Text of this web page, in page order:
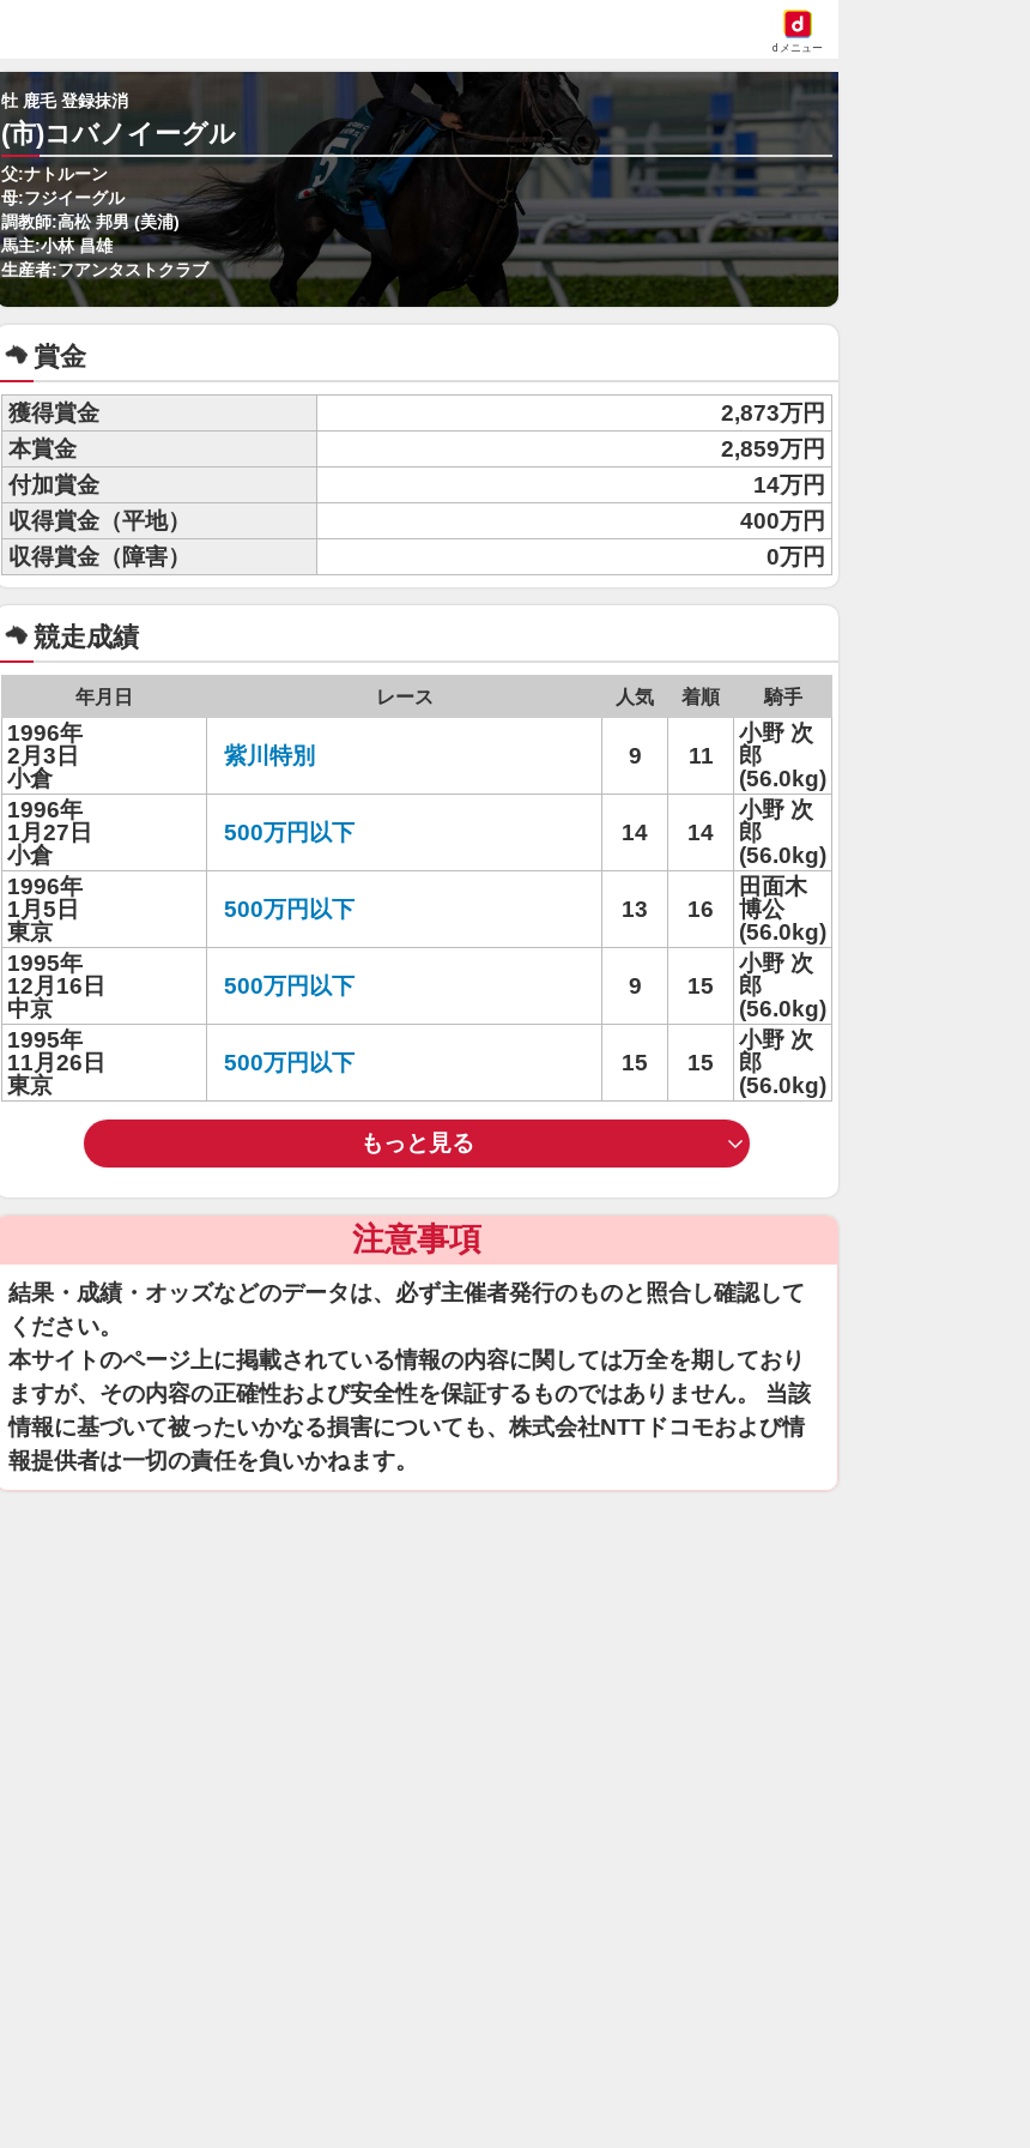
dメニュー
牡 鹿毛 登録抹消
(市)コバノイーグル
父:ナトルーン
母:フジイーグル
調教師:高松 邦男 (美浦)
馬主:小林 昌雄
生産者:フアンタストクラブ
賞金
獲得賞金
2,873万円
本賞金
2,859万円
付加賞金
14万円
収得賞金（平地）
400万円
収得賞金（障害）
0万円
競走成績
年月日 レース 人気 着順 騎手
1996年
2月3日
小倉
紫川特別 9 11
小野 次
郎
(56.0kg)
1996年
1月27日
小倉
500万円以下 14 14
小野 次
郎
(56.0kg)
1996年
1月5日
東京
500万円以下 13 16
田面木
博公
(56.0kg)
1995年
12月16日
中京
500万円以下 9 15
小野 次
郎
(56.0kg)
1995年
11月26日
東京
500万円以下 15 15
小野 次
郎
(56.0kg)
もっと見る
注意事項
結果・成績・オッズなどのデータは、必ず主催者発行のものと照合し確認して
ください。
本サイトのページ上に掲載されている情報の内容に関しては万全を期しており
ますが、その内容の正確性および安全性を保証するものではありません。 当該
情報に基づいて被ったいかなる損害についても、株式会社NTTドコモおよび情
報提供者は一切の責任を負いかねます。